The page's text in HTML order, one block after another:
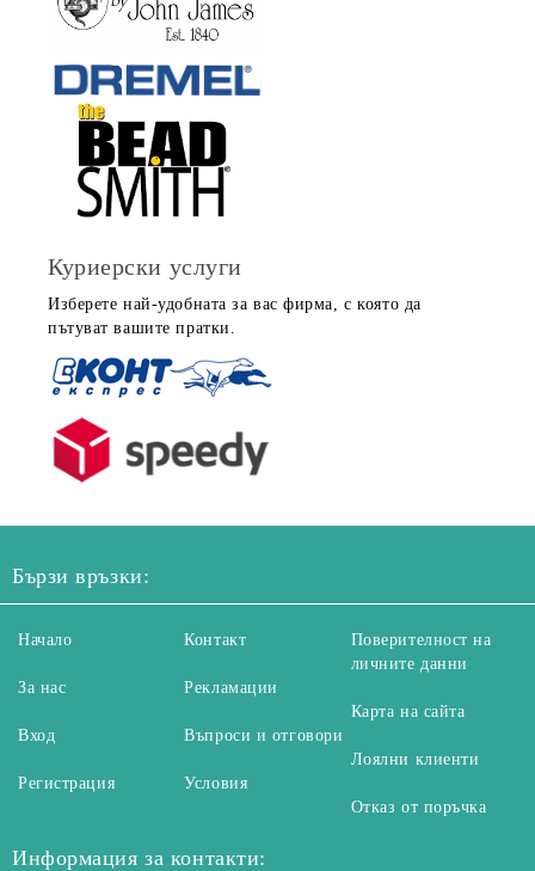
Куриерски услуги
Изберете най-удобната за вас фирма, с която да
пътуват вашите пратки.
Бързи връзки:
Начало
За нас
Вход
Регистрация
Контакт
Рекламации
Въпроси и отговори
Условия
Поверителност на
личните данни
Карта на сайта
Лоялни клиенти
Отказ от поръчка
Информация за контакти: